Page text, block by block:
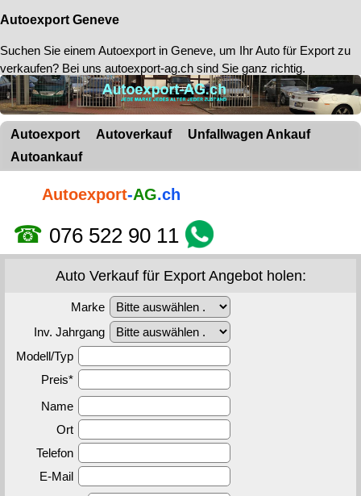
Autoexport Geneve
Suchen Sie einem Autoexport in Geneve, um Ihr Auto für Export zu
verkaufen? Bei uns autoexport-ag.ch sind Sie ganz richtig.